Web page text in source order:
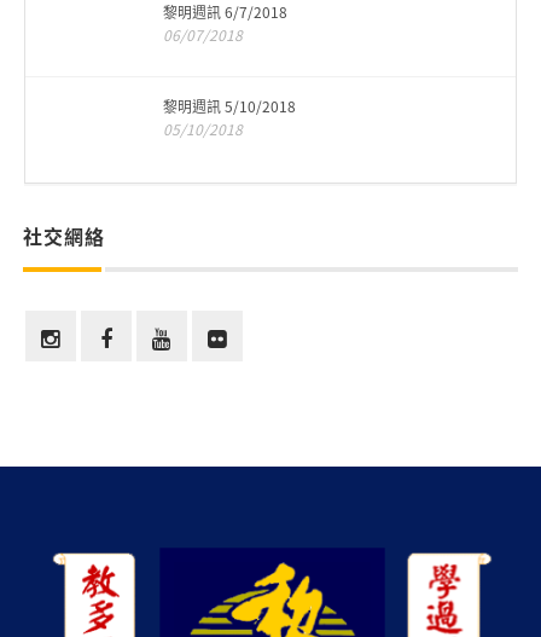
黎明週訊 6/7/2018
06/07/2018
黎明週訊 5/10/2018
05/10/2018
社交網絡